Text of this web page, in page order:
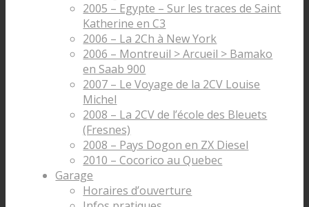
2005 – Egypte – Sur les traces de Saint
Katherine en C3
2006 – La 2Ch à New York
2006 – Montreuil > Arcueil > Bamako
en Saab 900
2007 – Le Voyage de la 2CV Louise
Michel
2008 – La 2CV de l’école des Bleuets
(Fresnes)
2008 – Pays Dogon en ZX Diesel
2010 – Cocorico au Quebec
Garage
Horaires d’ouverture